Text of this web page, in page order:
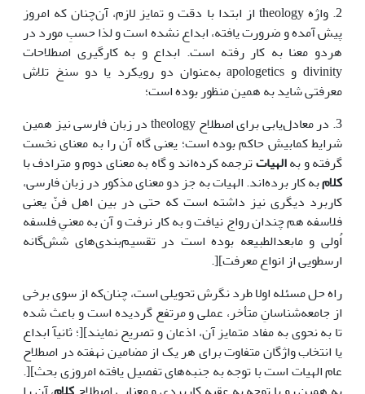
2. واژه theology از ابتدا با دقت و تمایز لازم، آن‌چنان که امروز
پیش آمده و ضرورت یافته، ابداع نشده است و لذا حسبِ مورد در
هردو معنا به کار رفته است. ابداع و به کارگیری اصطلاحات
divinity و apologetics به‌عنوان دو رویکرد یا دو سنخ تلاش
معرفتی شاید به همین منظور بوده است؛
3. در معادل‌یابی برای اصطلاح theology در زبان فارسی نیز همین
شرایط کمابیش حاکم بوده است؛ یعنی گاه آن را به معنای نخست
گرفته و بهالهیاتترجمه کرده‌اند و گاه به معنای دوم و مترادف با
کلامبه کار برده‌اند. الهیات به جز دو معنای مذکور در زبان فارسی،
کاربرد دیگری نیز داشته است که حتی در بین اهل فنّ یعنی
فلاسفه هم چندان رواج نیافت و به کار نرفت و آن به معنیِ فلسفه
اُولی و مابعدالطبیعه بوده است در تقسیم‌بندی‌های شش‌گانه
ارسطویی از انواع معرفت][.
راه حل مسئله اولا طرد نگرش تحویلی است، چنان‌که از سوی برخی
از جامعه‌شناسانِ متأخر، عملی و مرتفع گردیده است و باعث شده
تا به نحوی به مفاد متمایز آن، اذعان و تصریح نمایند][؛ ثانیآ ابداع
یا انتخاب واژگان متفاوت برای هر یک از مضامین نهفته در اصطلاح
عام الهیات است با توجه به جنبه‌های تفصیل یافته امروزی بحث][.